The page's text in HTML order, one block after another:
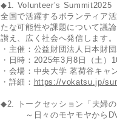
◆1. Volunteer’s Summit2025
全国で活躍するボランティア
たな可能性や課題について議
讃え、広く社会へ発信します。
・主催：公益財団法人日本財
・日時：2025年3月8日（土）
・会場：中央大学 茗荷谷キャ
・詳細： https://vokatsu.jp/
◆2. トークセッション「夫婦の
～日々のモヤモヤからDV